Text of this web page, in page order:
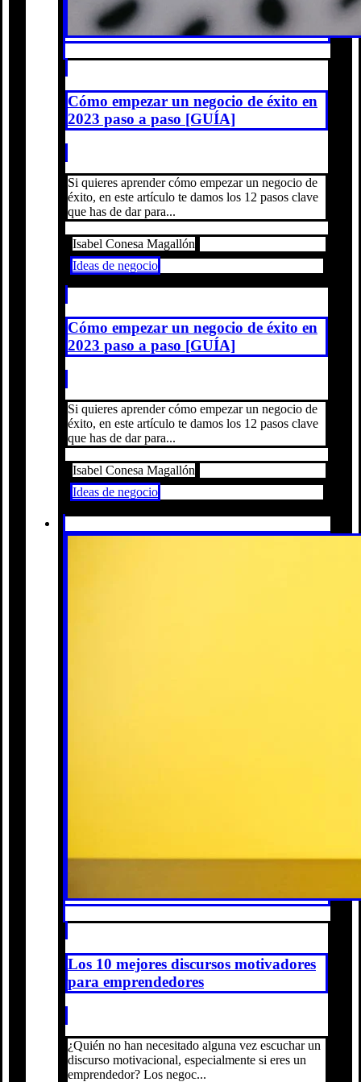
Cómo empezar un negocio de éxito en
2023 paso a paso [GUÍA]
Si quieres aprender cómo empezar un negocio de
éxito, en este artículo te damos los 12 pasos clave
que has de dar para...
Isabel Conesa Magallón
Ideas de negocio
Cómo empezar un negocio de éxito en
2023 paso a paso [GUÍA]
Si quieres aprender cómo empezar un negocio de
éxito, en este artículo te damos los 12 pasos clave
que has de dar para...
Isabel Conesa Magallón
Ideas de negocio
Los 10 mejores discursos motivadores
para emprendedores
¿Quién no han necesitado alguna vez escuchar un
discurso motivacional, especialmente si eres un
emprendedor? Los negoc...